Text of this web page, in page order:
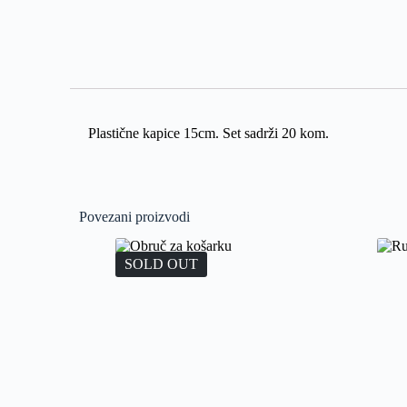
Plastične kapice 15cm. Set sadrži 20 kom.
Povezani proizvodi
SOLD OUT